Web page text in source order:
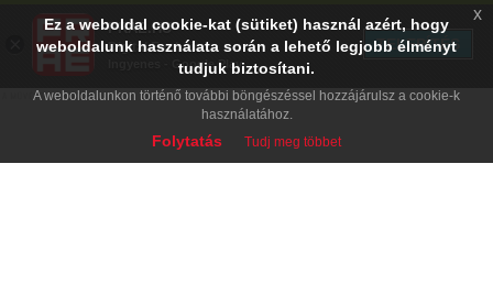
Ez a weboldal cookie-kat (sütiket) használ azért, hogy
weboldalunk használata során a lehető legjobb élményt
tudjuk biztosítani.
A weboldalunkon történő további böngészéssel hozzájárulsz a cookie-k
használatához.
Folytatás Tudj meg többet
x
PRAE.HU
Digital Evolution
Ingyenes - Google Play
TELEPÍTÉS